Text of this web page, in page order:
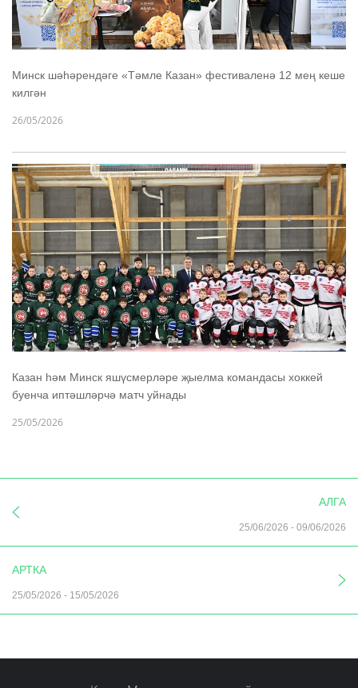
Минск шәһәрендәге «Тәмле Казан» фестиваленә 12 мең кеше
килгән
26/05/2026
Казан һәм Минск яшүсмерләре җыелма командасы хоккей
буенча иптәшләрчә матч уйнады
25/05/2026
АЛГА
25/06/2026 - 09/06/2026
АРТКА
25/05/2026 - 15/05/2026